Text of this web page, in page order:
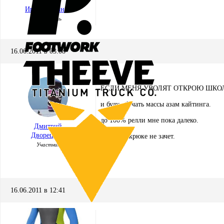
Игорь Кремнёв
Хранитель
16.06.2011 в 03:08
Дмитрий
Дворецкий
Участник
ЕСЛИ МЕНЯ УВОЛЯТ ОТКРОЮ
и буду обучать массы азам кайтинга.
до 100% релли мне пока далеко.
релли на крюке не зачет.
16.06.2011 в 12:41